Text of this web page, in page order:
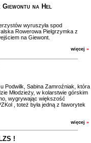
Giewontu na Hel
wyruszyła spod
Rowerowa Pielgrzymka z
na Giewont.
więcej »
Podwilk, Sabina Zamroźniak, która
Młodzieży, w kolarstwie górskim
wygrywając większość
, toteż była jedną z faworytek
więcej »
!